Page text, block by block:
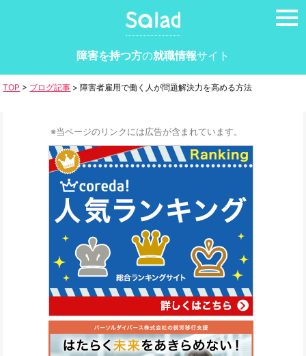
障害を持つ方の就職情報サイト
TOP > ブログ記事 >障害者雇用で働く人が問題解決力を高める方法
※当ページのリンクには広告が含まれています。